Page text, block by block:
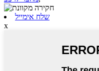
שלח אימייל
x